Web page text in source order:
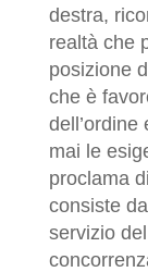
destra,
realtà che
posizione
che è
mai le
proclama
consiste
servizio